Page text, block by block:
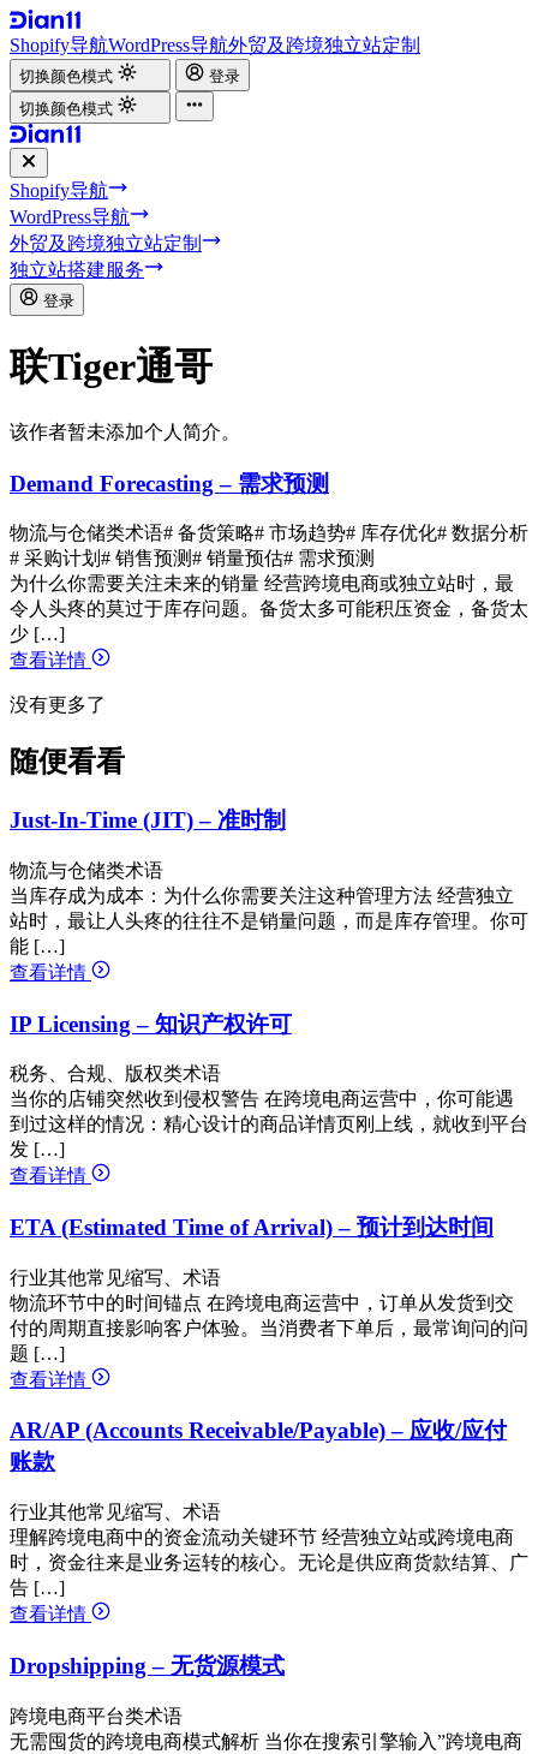
Shopify导航WordPress导航外贸及跨境独立站定制
切换颜色模式
登录
切换颜色模式
Shopify导航
WordPress导航
外贸及跨境独立站定制
独立站搭建服务
登录
联Tiger通哥
该作者暂未添加个人简介。
Demand Forecasting – 需求预测
物流与仓储类术语# 备货策略# 市场趋势# 库存优化# 数据分析
# 采购计划 # 销售预测# 销量预估# 需求预测
为什么你需要关注未来的销量 经营跨境电商或独立站时，最
令人头疼的莫过于库存问题。备货太多可能积压资金，备货太
少 […]
查看详情
没有更多了
随便看看
Just-In-Time (JIT) – 准时制
物流与仓储类术语
当库存成为成本：为什么你需要关注这种管理方法 经营独立
站时，最让人头疼的往往不是销量问题，而是库存管理。你可
能 […]
查看详情
IP Licensing – 知识产权许可
税务、合规、版权类术语
当你的店铺突然收到侵权警告 在跨境电商运营中，你可能遇
到过这样的情况：精心设计的商品详情页刚上线，就收到平台
发 […]
查看详情
ETA (Estimated Time of Arrival) – 预计到达时间
行业其他常见缩写、术语
物流环节中的时间锚点 在跨境电商运营中，订单从发货到交
付的周期直接影响客户体验。当消费者下单后，最常询问的问
题 […]
查看详情
AR/AP (Accounts Receivable/Payable) – 应收/应付
账款
行业其他常见缩写、术语
理解跨境电商中的资金流动关键环节 经营独立站或跨境电商
时，资金往来是业务运转的核心。无论是供应商货款结算、广
告 […]
查看详情
Dropshipping – 无货源模式
跨境电商平台类术语
无需囤货的跨境电商模式解析 当你在搜索引擎输入”跨境电商